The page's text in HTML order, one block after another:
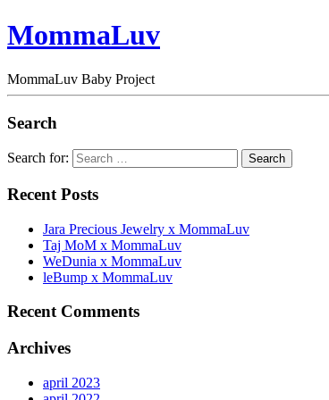
MommaLuv
MommaLuv Baby Project
Search
Search for: Search
Recent Posts
Jara Precious Jewelry x MommaLuv
Taj MoM x MommaLuv
WeDunia x MommaLuv
leBump x MommaLuv
Recent Comments
Archives
april 2023